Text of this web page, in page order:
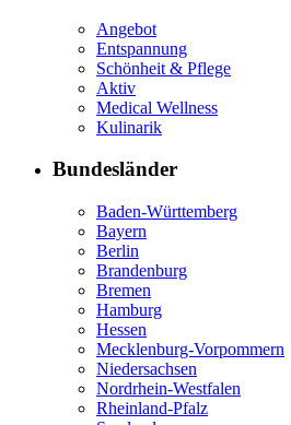
Angebot
Entspannung
Schönheit & Pflege
Aktiv
Medical Wellness
Kulinarik
Bundesländer
Baden-Württemberg
Bayern
Berlin
Brandenburg
Bremen
Hamburg
Hessen
Mecklenburg-Vorpommern
Niedersachsen
Nordrhein-Westfalen
Rheinland-Pfalz